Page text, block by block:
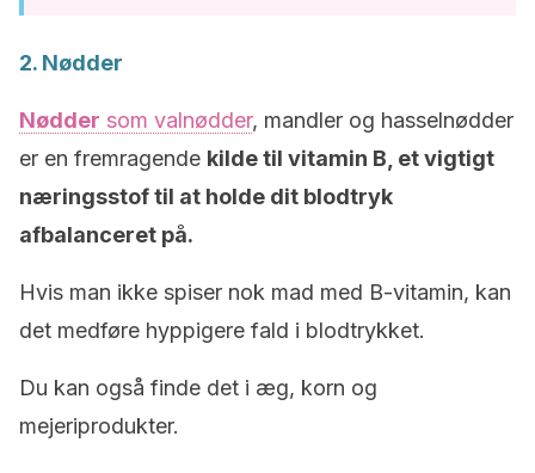
2. Nødder
Nødder som valnødder, mandler og hasselnødder
er en fremragende kilde til vitamin B, et vigtigt
næringsstof til at holde dit blodtryk
afbalanceret på.
Hvis man ikke spiser nok mad med B-vitamin, kan
det medføre hyppigere fald i blodtrykket.
Du kan også finde det i æg, korn og
mejeriprodukter.